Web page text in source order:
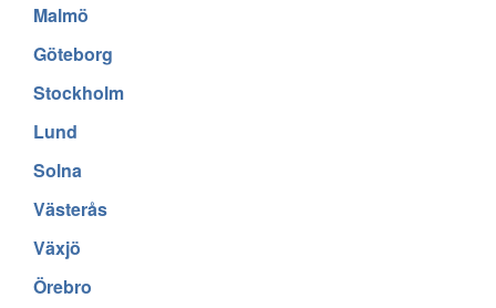
Malmö
Göteborg
Stockholm
Lund
Solna
Västerås
Växjö
Örebro